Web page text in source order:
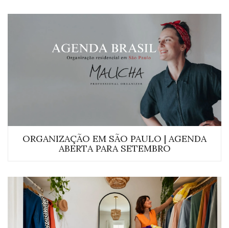
ORGANIZAÇÃO EM SÃO PAULO | AGENDA
ABERTA PARA SETEMBRO